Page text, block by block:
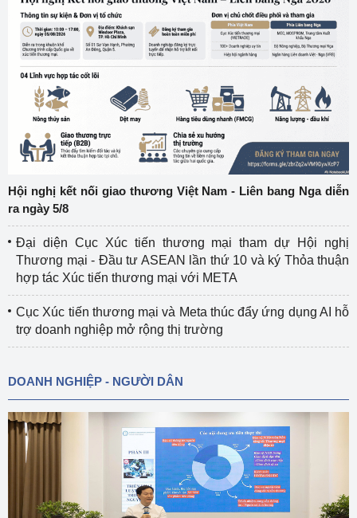
Hội nghị kết nối giao thương Việt Nam - Liên bang Nga diễn
ra ngày 5/8
Đại diện Cục Xúc tiến thương mại tham dự Hội nghị
Thương mại - Đầu tư ASEAN lần thứ 10 và ký Thỏa thuận
hợp tác Xúc tiến thương mại với META
Cục Xúc tiến thương mại và Meta thúc đẩy ứng dụng AI hỗ
trợ doanh nghiệp mở rộng thị trường
DOANH NGHIỆP - NGƯỜI DÂN